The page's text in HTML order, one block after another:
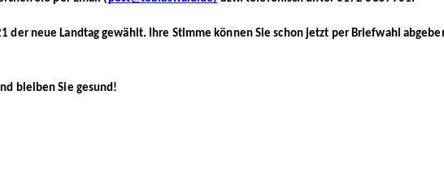
der neue Landtag gewählt. Ihre Stimme können Sie schon jetzt per Briefwahl
bleiben Sie gesund!